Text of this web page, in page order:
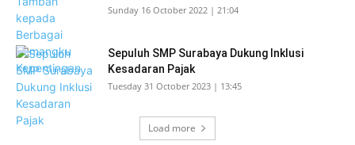
Sunday 16 October 2022 | 21:04
Sepuluh SMP Surabaya Dukung Inklusi
Kesadaran Pajak
Tuesday 31 October 2023 | 13:45
Load more